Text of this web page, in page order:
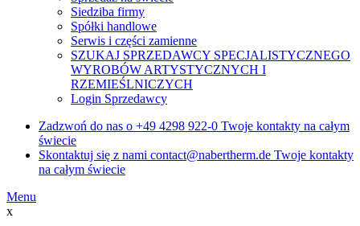
Siedziba firmy
Spółki handlowe
Serwis i części zamienne
SZUKAJ SPRZEDAWCY SPECJALISTYCZNEGO
WYROBÓW ARTYSTYCZNYCH I
RZEMIEŚLNICZYCH
Login Sprzedawcy
Zadzwoń do nas o +49 4298 922-0 Twoje kontakty na całym
świecie
Skontaktuj się z nami contact@nabertherm.de Twoje kontakty
na całym świecie
Menu
x